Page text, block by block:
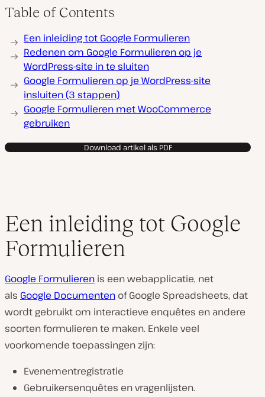
Table of Contents
Een inleiding tot Google Formulieren
Redenen om Google Formulieren op je
WordPress-site in te sluiten
Google Formulieren op je WordPress-site
insluiten (3 stappen)
Google Formulieren met WooCommerce
gebruiken
Download artikel als PDF
Een inleiding tot Google
Formulieren
Google Formulieren is een webapplicatie, net
als Google Documenten of Google Spreadsheets, dat
wordt gebruikt om interactieve enquêtes en andere
soorten formulieren te maken. Enkele veel
voorkomende toepassingen zijn:
Evenementregistratie
Gebruikersenquêtes en vragenlijsten.